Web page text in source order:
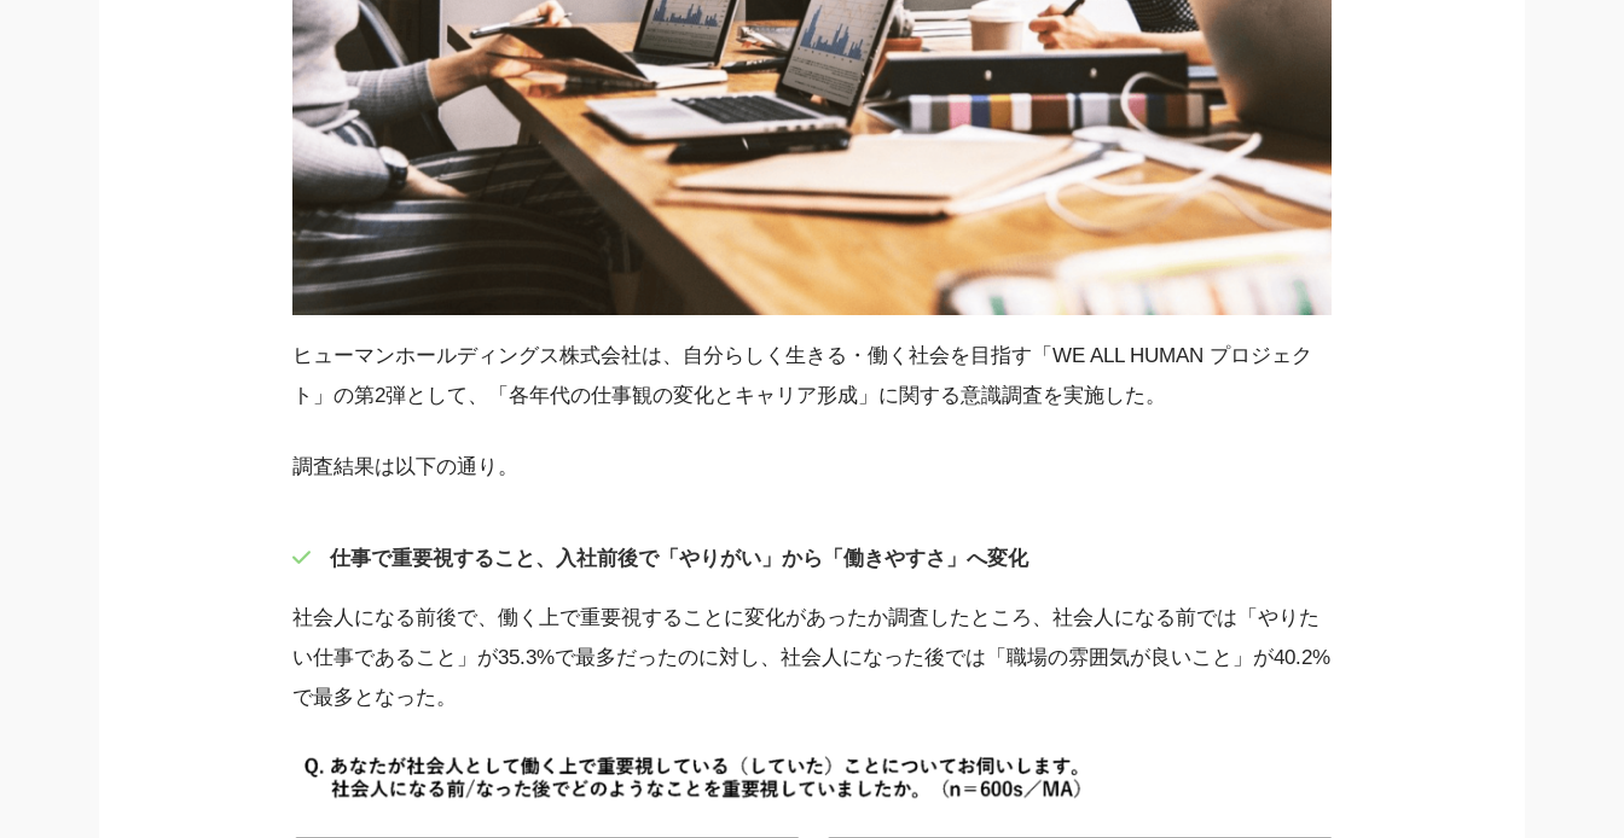
ヒューマンホールディングス株式会社は、自分らしく生きる・働く社会を目指す「WE ALL HUMAN プロジェク
ト」の第2弾として、「各年代の仕事観の変化とキャリア形成」に関する意識調査を実施した。
調査結果は以下の通り。
仕事で重要視すること、入社前後で「やりがい」から「働きやすさ」へ変化
社会人になる前後で、働く上で重要視することに変化があったか調査したところ、社会人になる前では「やりた
い仕事であること」が35.3%で最多だったのに対し、社会人になった後では「職場の雰囲気が良いこと」が40.2%
で最多となった。